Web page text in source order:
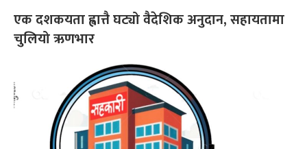
एक दशकयता ह्वात्तै घट्यो वैदेशिक अनुदान, सहायतामा
चुलियो ऋणभार